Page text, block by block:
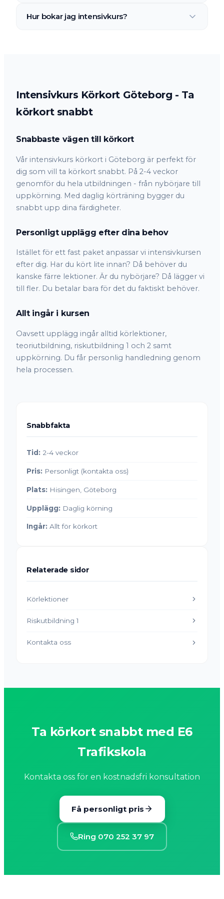
efter dig. Kontakta oss så hittar vi en lösning.
Hur bokar jag intensivkurs?
Intensivkurs Körkort Göteborg - Ta
körkort snabbt
Snabbaste vägen till körkort
Vår intensivkurs körkort i Göteborg är perfekt för
dig som vill ta körkort snabbt. På 2-4 veckor
genomför du hela utbildningen - från nybörjare till
uppkörning. Med daglig körträning bygger du
snabbt upp dina färdigheter.
Personligt upplägg efter dina behov
Istället för ett fast paket anpassar vi intensivkursen
efter dig. Har du kört lite innan? Då behöver du
kanske färre lektioner. Är du nybörjare? Då lägger vi
till fler. Du betalar bara för det du faktiskt behöver.
Allt ingår i kursen
Oavsett upplägg ingår alltid körlektioner,
teoriutbildning, riskutbildning 1 och 2 samt
uppkörning. Du får personlig handledning genom
hela processen.
Snabbfakta
Tid: 2-4 veckor
Pris: Personligt (kontakta oss)
Plats: Hisingen, Göteborg
Upplägg: Daglig körning
Ingår: Allt för körkort
Relaterade sidor
Körlektioner
Riskutbildning 1
Kontakta oss
Ta körkort snabbt med E6
Trafikskola
Kontakta oss för en kostnadsfri konsultation
Få personligt pris
Ring 070 252 37 97